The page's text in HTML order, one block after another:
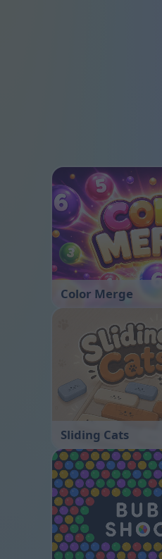
Color Merge
Sliding Cats